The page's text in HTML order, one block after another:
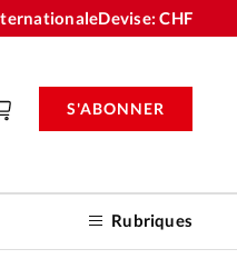
Devise:CHF
Rubriques
S'ABONNER